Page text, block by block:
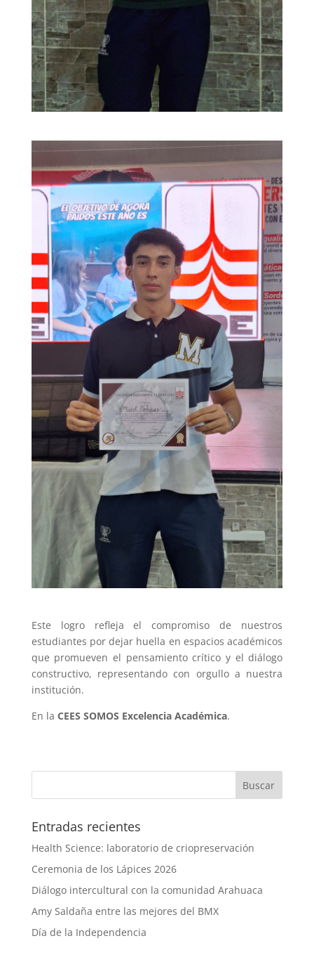
Este logro refleja el compromiso de nuestros
estudiantes por dejar huella en espacios académicos
que promueven el pensamiento crítico y el diálogo
constructivo, representando con orgullo a nuestra
institución.
En la CEES SOMOS Excelencia Académica.
Entradas recientes
Health Science: laboratorio de criopreservación
Ceremonia de los Lápices 2026
Diálogo intercultural con la comunidad Arahuaca
Amy Saldaña entre las mejores del BMX
Día de la Independencia